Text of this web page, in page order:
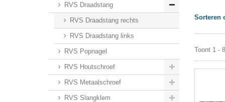
RVS Draadstang
RVS Draadstang rechts
RVS Draadstang links
RVS Popnagel
RVS Houtschroef
RVS Metaalschroef
RVS Slangklem
Sorteren
Toont 1 -